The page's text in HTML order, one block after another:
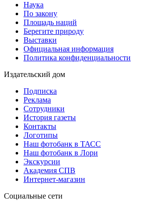
Наука
По закону
Площадь наций
Берегите природу
Выставки
Официальная информация
Политика конфиденциальности
Издательский дом
Подписка
Реклама
Сотрудники
История газеты
Контакты
Логотипы
Наш фотобанк в ТАСС
Наш фотобанк в Лори
Экскурсии
Академия СПВ
Интернет-магазин
Социальные сети